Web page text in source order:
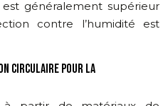
généralement supérieur
contre l’humidité est
CIRCULAIRE POUR LA